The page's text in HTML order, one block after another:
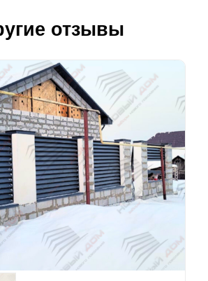
отзывы